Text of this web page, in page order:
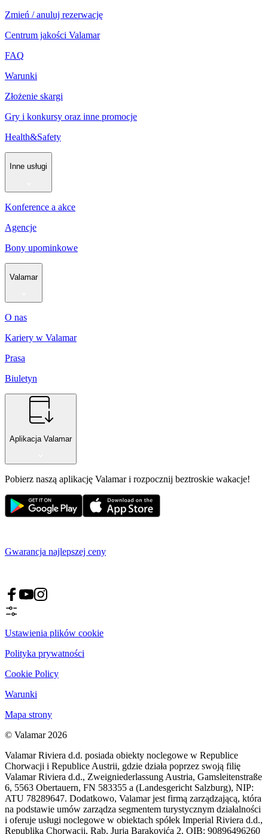
Zmień / anuluj rezerwację
Centrum jakości Valamar
FAQ
Warunki
Złożenie skargi
Gry i konkursy oraz inne promocje
Health&Safety
Inne usługi
Konference a akce
Agencje
Bony upominkowe
Valamar
O nas
Kariery w Valamar
Prasa
Biuletyn
Aplikacja Valamar
Pobierz naszą aplikację Valamar i rozpocznij beztroskie wakacje!
Gwarancja najlepszej ceny
Ustawienia plików cookie
Polityka prywatności
Cookie Policy
Warunki
Mapa strony
© Valamar 2026
Valamar Riviera d.d. posiada obiekty noclegowe w Republice
Chorwacji i Republice Austrii, gdzie działa poprzez swoją filię
Valamar Riviera d.d., Zweigniederlassung Austria, Gamsleitenstraße
6, 5563 Obertauern, FN 583355 a (Landesgericht Salzburg), NIP:
ATU 78289647. Dodatkowo, Valamar jest firmą zarządzającą, która
na podstawie umów zarządza segmentem turystycznym działalności
i oferuje usługi noclegowe w obiektach spółek Imperial Riviera d.d.,
Republika Chorwacji, Rab, Jurja Barakovića 2, OIB: 90896496260